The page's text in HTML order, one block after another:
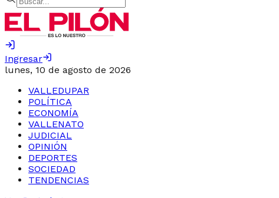
Ingresar
lunes, 10 de agosto de 2026
VALLEDUPAR
POLÍTICA
ECONOMÍA
VALLENATO
JUDICIAL
OPINIÓN
DEPORTES
SOCIEDAD
TENDENCIAS